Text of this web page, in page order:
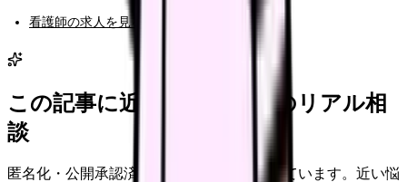
看護師の求人を見る
この記事に近い看護師さんのリアル相
談
匿名化・公開承認済みの本音だけを表示しています。近い悩